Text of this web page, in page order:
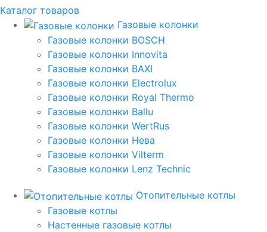
Каталог товаров
Газовые колонки
Газовые колонки BOSCH
Газовые колонки Innovita
Газовые колонки BAXI
Газовые колонки Electrolux
Газовые колонки Royal Thermo
Газовые колонки Ballu
Газовые колонки WertRus
Газовые колонки Нева
Газовые колонки Vilterm
Газовые колонки Lenz Technic
Отопительные котлы
Газовые котлы
Настенные газовые котлы